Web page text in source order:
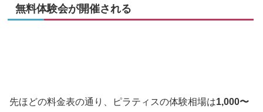
無料体験会が開催される
先ほどの料金表の通り、ピラティスの体験相場は1,000〜